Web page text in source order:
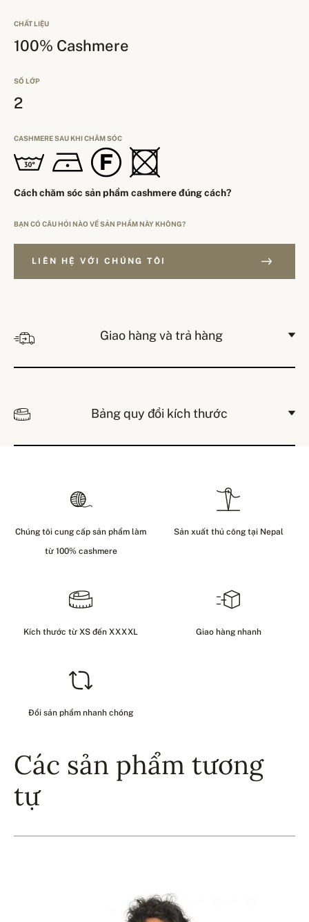
CHẤT LIỆU
100% Cashmere
SỐ LỚP
2
CASHMERE SAU KHI CHĂM SÓC
Cách chăm sóc sản phẩm cashmere đúng cách?
BẠN CÓ CÂU HỎI NÀO VỀ SẢN PHẨM NÀY KHÔNG?
LIÊN HỆ VỚI CHÚNG TÔI
Giao hàng và trả hàng
Bảng quy đổi kích thước
Chúng tôi cung cấp sản phẩm làm
từ 100% cashmere
Sản xuất thủ công tại Nepal
Kích thước từ XS đến XXXXL Giao hàng nhanh
Đổi sản phẩm nhanh chóng
Các sản phẩm tương
tự